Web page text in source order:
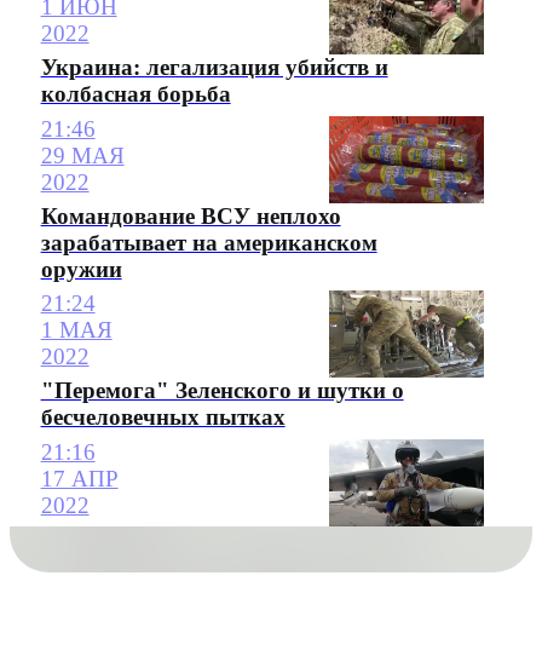
1 ИЮН
2022
Украина: легализация убийств и
колбасная борьба
21:46
29 МАЯ
2022
Командование ВСУ неплохо
зарабатывает на американском
оружии
21:24
1 МАЯ
2022
"Перемога" Зеленского и шутки о
бесчеловечных пытках
21:16
17 АПР
2022